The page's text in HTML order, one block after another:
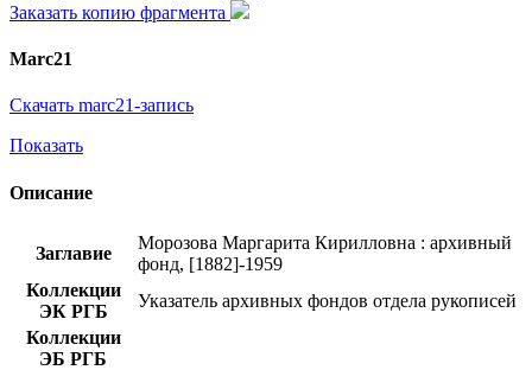
Заказать копию фрагмента
Marc21
Скачать marc21-запись
Показать
Описание
Заглавие
Морозова Маргарита Кирилловна : архивный
фонд, [1882]-1959
Коллекции
ЭК РГБ
Указатель архивных фондов отдела рукописей
Коллекции
ЭБ РГБ